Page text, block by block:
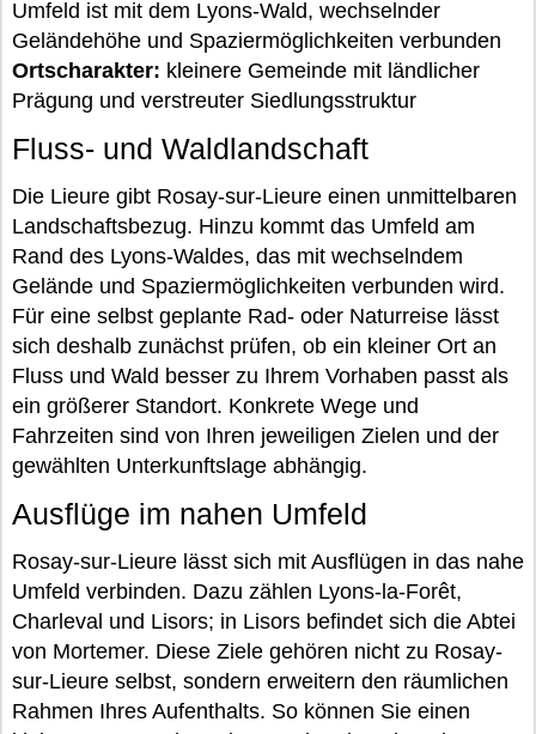
Umfeld ist mit dem Lyons-Wald, wechselnder
Geländehöhe und Spaziermöglichkeiten verbunden
Ortscharakter: kleinere Gemeinde mit ländlicher
Prägung und verstreuter Siedlungsstruktur
Fluss- und Waldlandschaft
Die Lieure gibt Rosay-sur-Lieure einen unmittelbaren
Landschaftsbezug. Hinzu kommt das Umfeld am
Rand des Lyons-Waldes, das mit wechselndem
Gelände und Spaziermöglichkeiten verbunden wird.
Für eine selbst geplante Rad- oder Naturreise lässt
sich deshalb zunächst prüfen, ob ein kleiner Ort an
Fluss und Wald besser zu Ihrem Vorhaben passt als
ein größerer Standort. Konkrete Wege und
Fahrzeiten sind von Ihren jeweiligen Zielen und der
gewählten Unterkunftslage abhängig.
Ausflüge im nahen Umfeld
Rosay-sur-Lieure lässt sich mit Ausflügen in das nahe
Umfeld verbinden. Dazu zählen Lyons-la-Forêt,
Charleval und Lisors; in Lisors befindet sich die Abtei
von Mortemer. Diese Ziele gehören nicht zu Rosay-
sur-Lieure selbst, sondern erweitern den räumlichen
Rahmen Ihres Aufenthalts. So können Sie einen